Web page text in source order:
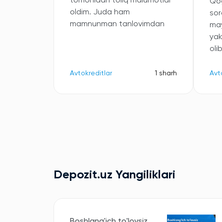
oldim. Juda ham
mamnunman tanlovimdan
Avtokreditlar 1 sharh
Depozit.uz Yangiliklari